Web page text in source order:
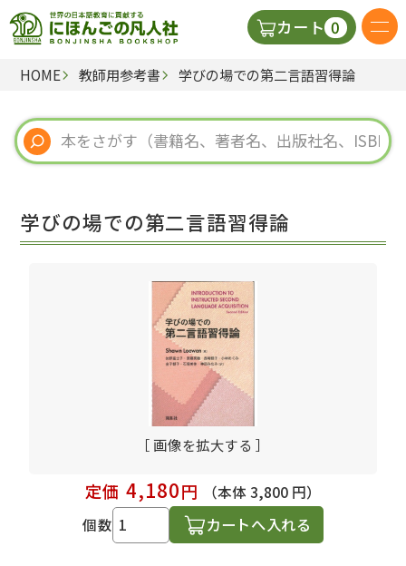
カート 0
日本語の教科書
視聴覚・補助教材
教師用参考書
HOME 教師用参考書 学びの場での第二言語習得論
学びの場での第二言語習得論
［ 画像を拡大する ］
定価 4,180円
（本体 3,800 円）
個数
カートへ入れる